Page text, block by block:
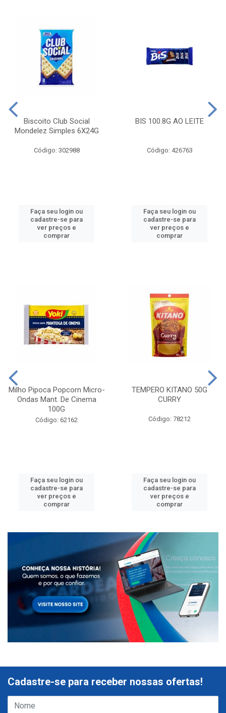
Biscoito Club Social
Mondelez Simples 6X24G
Código: 302988
Faça seu login ou
cadastre-se para
ver preços e
comprar
BIS 100.8G AO LEITE
Código: 426763
Faça seu login ou
cadastre-se para
ver preços e
comprar
Milho Pipoca Popcorn Micro-
Ondas Mant. De Cinema
100G
Código: 62162
Faça seu login ou
cadastre-se para
ver preços e
comprar
TEMPERO KITANO 50G
CURRY
Código: 78212
Faça seu login ou
cadastre-se para
ver preços e
comprar
Cadastre-se para receber nossas ofertas!